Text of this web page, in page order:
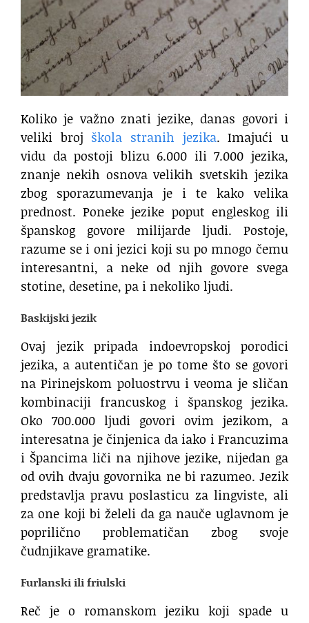
Koliko je važno znati jezike, danas govori i
veliki broj škola stranih jezika. Imajući u
vidu da postoji blizu 6.000 ili 7.000 jezika,
znanje nekih osnova velikih svetskih jezika
zbog sporazumevanja je i te kako velika
prednost. Poneke jezike poput engleskog ili
španskog govore milijarde ljudi. Postoje,
razume se i oni jezici koji su po mnogo čemu
interesantni, a neke od njih govore svega
stotine, desetine, pa i nekoliko ljudi.
Baskijski jezik
Ovaj jezik pripada indoevropskoj porodici
jezika, a autentičan je po tome što se govori
na Pirinejskom poluostrvu i veoma je sličan
kombinaciji francuskog i španskog jezika.
Oko 700.000 ljudi govori ovim jezikom, a
interesatna je činjenica da iako i Francuzima
i Špancima liči na njihove jezike, nijedan ga
od ovih dvaju govornika ne bi razumeo. Jezik
predstavlja pravu poslasticu za lingviste, ali
za one koji bi želeli da ga nauče uglavnom je
poprilično problematičan zbog svoje
čudnjikave gramatike.
Furlanski ili friulski
Reč je o romanskom jeziku koji spade u